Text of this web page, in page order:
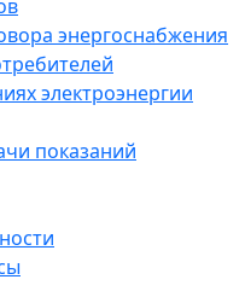
энергоснабжения
электроэнергии
показаний